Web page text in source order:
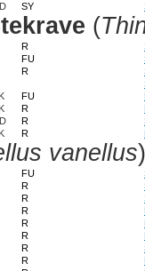
SY
(
R
FU
R
FU
R
R
R
vanellus
FU
R
R
R
R
R
R
R